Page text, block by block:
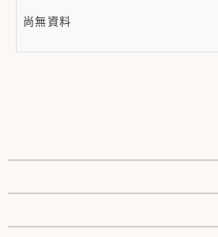
尚無資料